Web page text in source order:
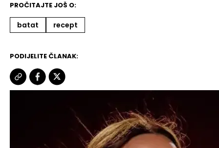
PROČITAJTE JOŠ O:
batat recept
PODIJELITE ČLANAK: